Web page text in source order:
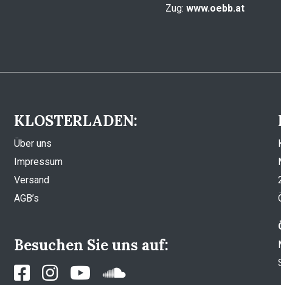
Zug: www.oebb.at
KLOSTERLADEN:
Über uns
Impressum
Versand
AGB’s
Besuchen Sie uns auf: